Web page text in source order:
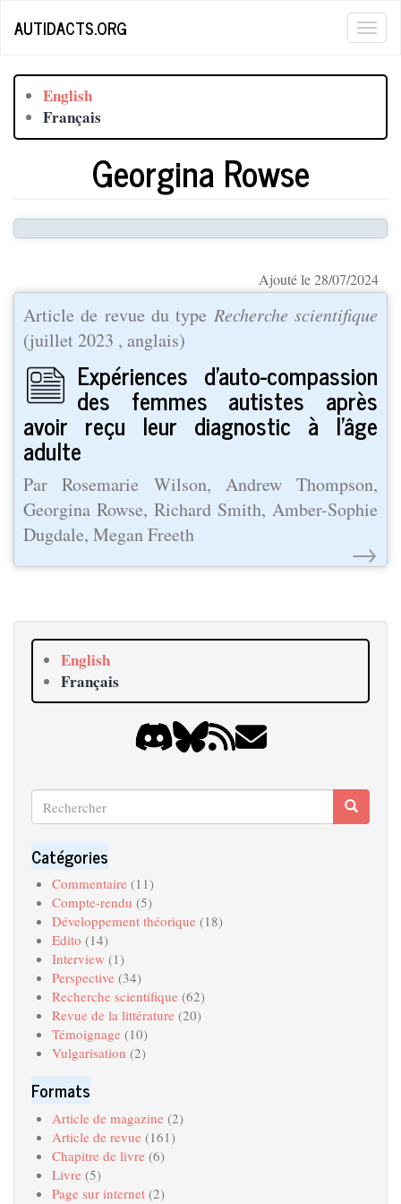
AUTIDACTS.ORG
English
Français
Georgina Rowse
Ajouté le 28/07/2024
Article de revue du type Recherche scientifique
(juillet 2023 , anglais)
Expériences d’auto-compassion
des femmes autistes après
avoir reçu leur diagnostic à l’âge
adulte
Par Rosemarie Wilson, Andrew Thompson,
Georgina Rowse, Richard Smith, Amber-Sophie
Dugdale, Megan Freeth
→
English
Français
Search
Rechercher
Catégories
Commentaire (11)
Compte-rendu (5)
Développement théorique (18)
Edito (14)
Interview (1)
Perspective (34)
Recherche scientifique (62)
Revue de la littérature (20)
Témoignage (10)
Vulgarisation (2)
Formats
Article de magazine (2)
Article de revue (161)
Chapitre de livre (6)
Livre (5)
Page sur internet(2)